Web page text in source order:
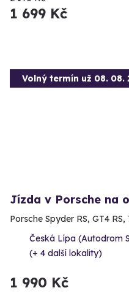
1 699 Kč
Volný termín už 08. 08.
Jízda v Porsche na
Porsche Spyder RS, GT4
Česká Lípa (Autodrom
(+ 4 další lokality)
1 990 Kč